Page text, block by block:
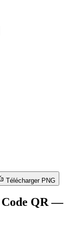
Télécharger PNG
Code QR —